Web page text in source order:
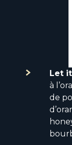
Let
à
de